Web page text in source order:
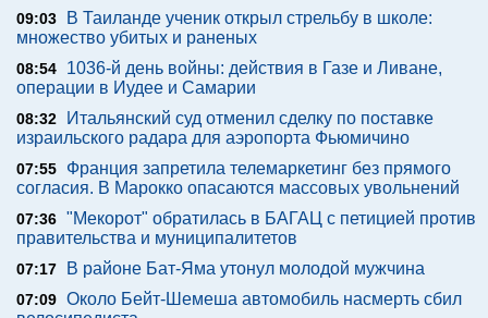
09:03
В Таиланде ученик открыл стрельбу в школе:
множество убитых и раненых
08:54
1036-й день войны: действия в Газе и Ливане,
операции в Иудее и Самарии
08:32
Итальянский суд отменил сделку по поставке
израильского радара для аэропорта Фьюмичино
07:55
Франция запретила телемаркетинг без прямого
согласия. В Марокко опасаются массовых увольнений
07:36 "Мекорот" обратилась в БАГАЦ с петицией против
правительства и муниципалитетов
07:17 В районе Бат-Яма утонул молодой мужчина
07:09 Около Бейт-Шемеша автомобиль насмерть сбил